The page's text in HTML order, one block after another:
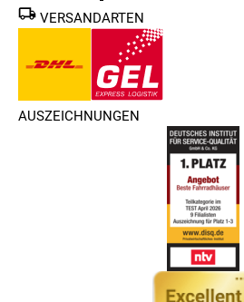
VERSANDARTEN
AUSZEICHNUNGEN